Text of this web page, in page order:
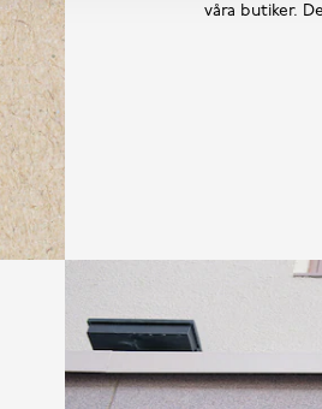
våra butiker.